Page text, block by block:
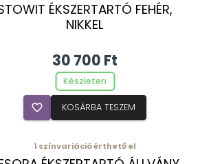
ÉKSZERTARTÓ FEHÉR,
NIKKEL
30 700 Ft
Készleten
favorite_border KOSÁRBA TESZEM
1 színvariáció érthető el